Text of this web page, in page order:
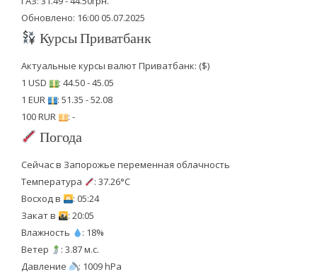
Обновлено: 16:00 05.07.2025
Курсы Приватбанк
Актуальные курсы валют Приватбанк: ($)
1 USD
: 44.50 - 45.05
1 EUR
: 51.35 - 52.08
100 RUR
: -
Погода
Сейчас в Запорожье переменная облачность
Температура
: 37.26°C
Восход в
: 05:24
Закат в
: 20:05
Влажность
: 18%
Ветер
: 3.87 м.с.
Давление
: 1009 hPa